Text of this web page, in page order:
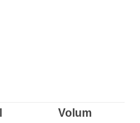
Volum